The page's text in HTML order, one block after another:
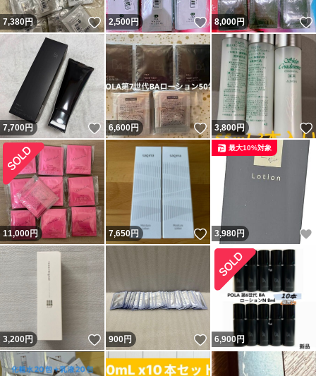
7,380円 いいね！
2,500円 いいね！
8,000円
7,700円 いいね！
6,600円 いいね！
3,800円
11,000円 7,650円 いいね！
3,980円
最大10%対象
3,200円 いいね！
900円 いいね！
6,900円